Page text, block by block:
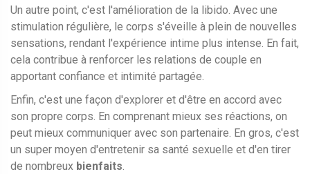
Un autre point, c'est l'amélioration de la libido. Avec une
stimulation régulière, le corps s'éveille à plein de nouvelles
sensations, rendant l'expérience intime plus intense. En fait,
cela contribue à renforcer les relations de couple en
apportant confiance et intimité partagée.
Enfin, c'est une façon d'explorer et d'être en accord avec
son propre corps. En comprenant mieux ses réactions, on
peut mieux communiquer avec son partenaire. En gros, c'est
un super moyen d'entretenir sa santé sexuelle et d'en tirer
de nombreux bienfaits.